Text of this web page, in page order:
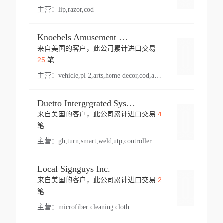
主营： lip,razor,cod
Knoebels Amusement Resort
来自美国的客户，此公司累计进口交易
25笔
主营： vehicle,pl 2,arts,home decor,cod,amusement ride,sea
Duetto Intergrgrated Systems Inc.
来自美国的客户，此公司累计进口交易 4
笔
主营： gh,turn,smart,weld,utp,controller
Local Signguys Inc.
来自美国的客户，此公司累计进口交易 2
笔
主营： microfiber cleaning cloth